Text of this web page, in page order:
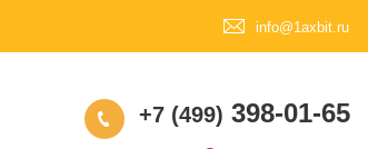
info@1axbit.ru
+7 (499) 398-01-65